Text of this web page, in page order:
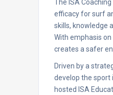
The ISA
efficacy for surf
skills, knowledge
With emphasis
creates a safer
Driven by a
develop the sport
hosted ISA